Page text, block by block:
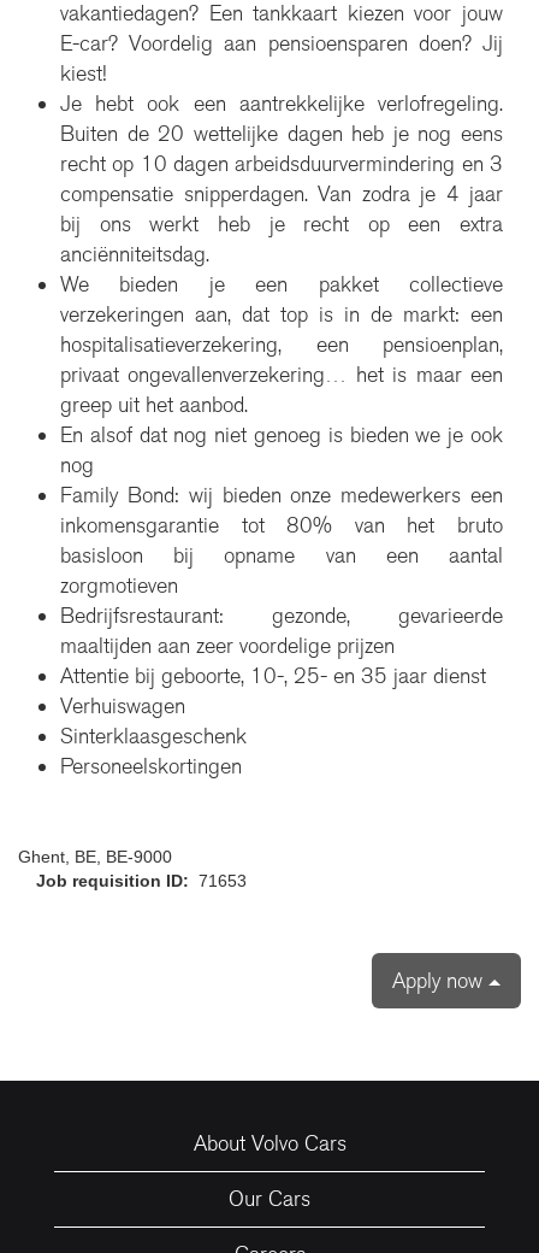
vakantiedagen? Een tankkaart kiezen voor jouw
E-car? Voordelig aan pensioensparen doen? Jij
kiest!
Je hebt ook een aantrekkelijke verlofregeling.
Buiten de 20 wettelijke dagen heb je nog eens
recht op 10 dagen arbeidsduurvermindering en 3
compensatie snipperdagen. Van zodra je 4 jaar
bij ons werkt heb je recht op een extra
anciënniteitsdag.
We bieden je een pakket collectieve
verzekeringen aan, dat top is in de markt: een
hospitalisatieverzekering, een pensioenplan,
privaat ongevallenverzekering… het is maar een
greep uit het aanbod.
En alsof dat nog niet genoeg is bieden we je ook
nog
Family Bond: wij bieden onze medewerkers een
inkomensgarantie tot 80% van het bruto
basisloon bij opname van een aantal
zorgmotieven
Bedrijfsrestaurant: gezonde, gevarieerde
maaltijden aan zeer voordelige prijzen
Attentie bij geboorte, 10-, 25- en 35 jaar dienst
Verhuiswagen
Sinterklaasgeschenk
Personeelskortingen
Ghent, BE, BE-9000
Job requisition ID: 71653
Apply now
About Volvo Cars
Our Cars